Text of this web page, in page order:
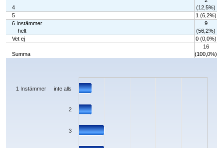
4
(12,5%)
5
1 (6,2%)
6 Instämmer
helt
9
(56,2%)
Vet ej
0 (0,0%)
Summa
16
(100,0%)
Chart
The chart has 1 X axis displaying categories.
The chart has 1 Y axis displaying values. Data ranges from 0 to 9.
3
2
1 Instämmer inte alls